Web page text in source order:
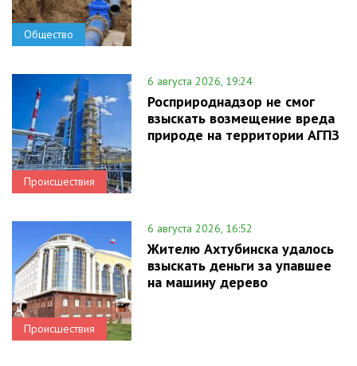
Общество
Происшествия
6 августа 2026, 19:24
Росприроднадзор не смог
взыскать возмещение вреда
природе на территории АГПЗ
Происшествия
6 августа 2026, 16:52
Жителю Ахтубинска удалось
взыскать деньги за упавшее
на машину дерево